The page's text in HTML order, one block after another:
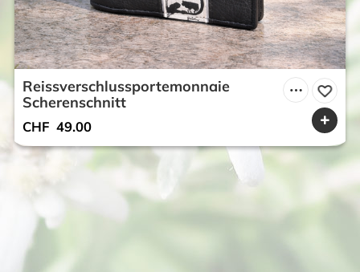
Reissverschlussportemonnaie
Scherenschnitt
CHF 49.00